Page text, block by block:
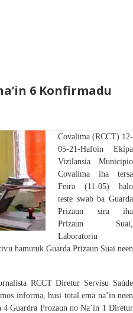
6 Konfirmadu
Covalima (RCCT) 12-
05-21-Hafoin Ekípa
Vizilansia Municipio
Covalima iha tersa
Feira (11-05) halo
teste swab ba Guarda
Prizaun sira iha
Prizaun Suai,
Laboratoriu
u hamutuk Guarda Prizaun Suaineen
RCCT Diretur Servisu Saúde
informa, husi total ema na’in neen
4 Guardra Prozaun no Na’in 1 Diretur